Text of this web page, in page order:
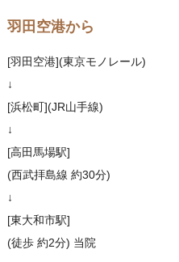
羽田空港から
[羽田空港](東京モノレール)
↓
[浜松町](JR山手線)
↓
[高田馬場駅]
(西武拝島線 約30分)
↓
[東大和市駅]
(徒歩 約2分) 当院